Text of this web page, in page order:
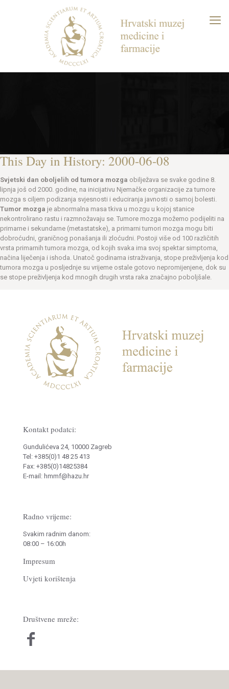
This Day in History: 2000-06-08
Svjetski dan oboljelih od tumora mozga obilježava se svake godine 8.
lipnja još od 2000. godine, na inicijativu Njemačke organizacije za tumore
mozga s ciljem podizanja svjesnosti i educiranja javnosti o samoj bolesti.
Tumor mozga je abnormalna masa tkiva u mozgu u kojoj stanice
nekontrolirano rastu i razmnožavaju se. Tumore mozga možemo podijeliti na
primarne i sekundarne (metastatske), a primarni tumori mozga mogu biti
dobroćudni, graničnog ponašanja ili zloćudni. Postoji više od 100 različitih
vrsta primarnih tumora mozga, od kojih svaka ima svoj spektar simptoma,
načina liječenja i ishoda. Unatoč godinama istraživanja, stope preživljenja kod
tumora mozga u posljednje su vrijeme ostale gotovo nepromijenjene, dok su
se stope preživljenja kod mnogih drugih vrsta raka značajno poboljšale.
Kontakt podatci:
Gundulićeva 24, 10000 Zagreb
Tel: +385(0)1 48 25 413
Fax: +385(0)14825384
E-mail: hmmf@hazu.hr
Radno vrijeme:
Svakim radnim danom:
08:00 – 16:00h
Impresum
Uvjeti korištenja
Društvene mreže: